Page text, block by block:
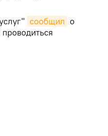
сообщил о